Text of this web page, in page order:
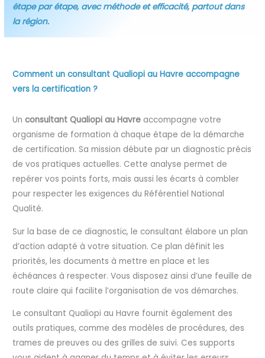
étape par étape, avec méthode et efficacité, partout dans
la région.
Comment un consultant Qualiopi au Havre accompagne
vers la certification ?
Unconsultant Qualiopi au Havre accompagne votre
organisme de formation à chaque étape de la démarche
de certification. Sa mission débute par un diagnostic précis
de vos pratiques actuelles. Cette analyse permet de
repérer vos points forts, mais aussi les écarts à combler
pour respecter les exigences du Référentiel National
Qualité.
Sur la base de ce diagnostic, le consultant élabore un plan
d’action adapté à votre situation. Ce plan définit les
priorités, les documents à mettre en place et les
échéances à respecter. Vous disposez ainsi d’une feuille de
route claire qui facilite l’organisation de vos démarches.
Le consultant Qualiopi au Havre fournit également des
outils pratiques, comme des modèles de procédures, des
trames de preuves ou des grilles de suivi. Ces supports